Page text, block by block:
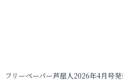
フリーペーパー芦屋人2026年4月号